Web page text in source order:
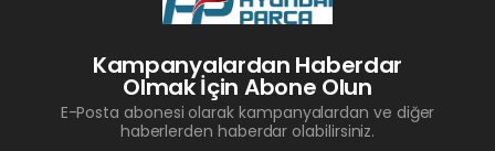
Kampanyalardan Haberdar
Olmak İçin Abone Olun
E-Posta abonesi olarak kampanyalardan ve diğer
haberlerden haberdar olabilirsiniz.